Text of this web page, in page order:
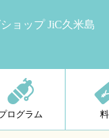
ョップ JiC久米島
ログラム